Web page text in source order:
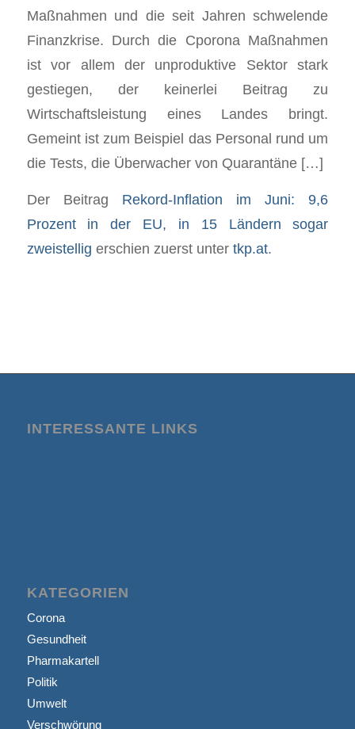
Maßnahmen und die seit Jahren schwelende
Finanzkrise. Durch die Cporona Maßnahmen
ist vor allem der unproduktive Sektor stark
gestiegen, der keinerlei Beitrag zu
Wirtschaftsleistung eines Landes bringt.
Gemeint ist zum Beispiel das Personal rund um
die Tests, die Überwacher von Quarantäne […]
Der Beitrag Rekord-Inflation im Juni: 9,6
Prozent in der EU, in 15 Ländern sogar
zweistellig erschien zuerst unter tkp.at.
INTERESSANTE LINKS
KATEGORIEN
Corona
Gesundheit
Pharmakartell
Politik
Umwelt
Verschwörung